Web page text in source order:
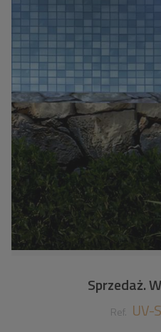
Sprzedaż.
Ref. UV-